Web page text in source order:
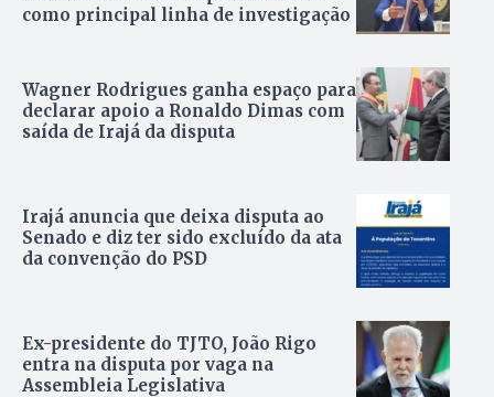
como principal linha de investigação
Wagner Rodrigues ganha espaço para
declarar apoio a Ronaldo Dimas com
saída de Irajá da disputa
Irajá anuncia que deixa disputa ao
Senado e diz ter sido excluído da ata
da convenção do PSD
Ex-presidente do TJTO, João Rigo
entra na disputa por vaga na
Assembleia Legislativa